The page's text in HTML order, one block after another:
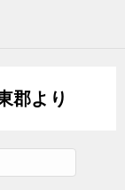
郡より